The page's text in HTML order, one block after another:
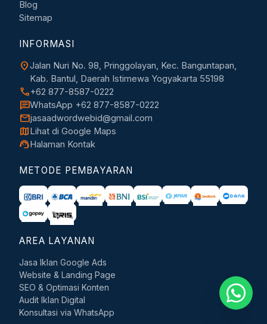
Blog
Sitemap
INFORMASI
location_onJalan Nuri No. 98, Pringgolayan, Kec. Banguntapan,
Kab. Bantul, Daerah Istimewa Yogyakarta 55198
call+62 877-8587-0222
chatWhatsApp +62 877-8587-0222
mailjasaadwordwebid@gmail.com
mapLihat di Google Maps
support_agentHalaman Kontak
METODE PEMBAYARAN
AREA LAYANAN
Jasa Iklan Google Ads
Website & Landing Page
SEO & Optimasi Konten
Audit Iklan Digital
Konsultasi via WhatsApp